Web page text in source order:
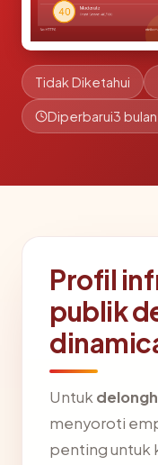
Tidak Diketahui
Diperbarui3
Profil
publik
Untuk
menyoroti
penting untuk